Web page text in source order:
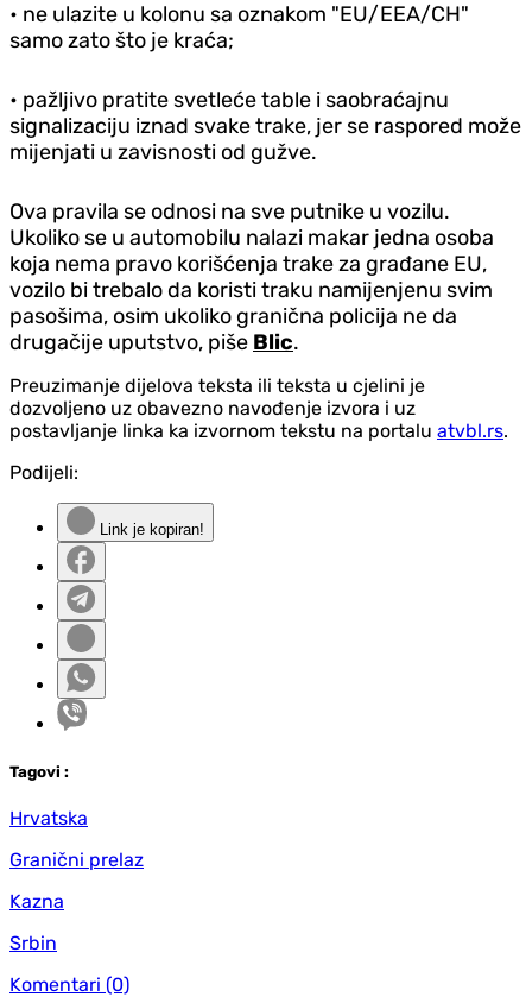
• ne ulazite u kolonu sa oznakom "EU/EEA/CH"
samo zato što je kraća;
• pažljivo pratite svetleće table i saobraćajnu
signalizaciju iznad svake trake, jer se raspored može
mijenjati u zavisnosti od gužve.
Ova pravila se odnosi na sve putnike u vozilu.
Ukoliko se u automobilu nalazi makar jedna osoba
koja nema pravo korišćenja trake za građane EU,
vozilo bi trebalo da koristi traku namijenjenu svim
pasošima, osim ukoliko granična policija ne da
drugačije uputstvo, piše Blic.
Preuzimanje dijelova teksta ili teksta u cjelini je
dozvoljeno uz obavezno navođenje izvora i uz
postavljanje linka ka izvornom tekstu na portalu atvbl.rs.
Podijeli:
Link je kopiran!
Tagovi :
Hrvatska
Granični prelaz
Kazna
Srbin
Komentari (0)